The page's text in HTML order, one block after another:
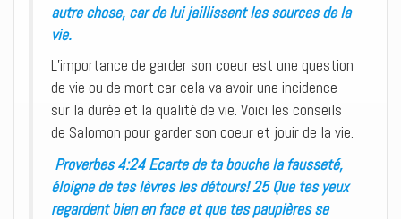
autre chose, car de lui jaillissent les sources de la
vie.
L’importance de garder son coeur est une question
de vie ou de mort car cela va avoir une incidence
sur la durée et la qualité de vie. Voici les conseils
de Salomon pour garder son coeur et jouir de la vie.
Proverbes 4:24 Ecarte de ta bouche la fausseté,
éloigne de tes lèvres les détours! 25 Que tes yeux
regardent bien en face et que tes paupières se